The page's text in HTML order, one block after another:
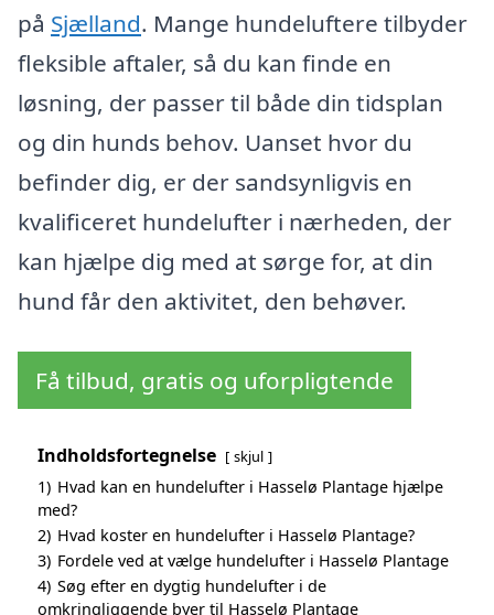
på Sjælland. Mange hundeluftere tilbyder
fleksible aftaler, så du kan finde en
løsning, der passer til både din tidsplan
og din hunds behov. Uanset hvor du
befinder dig, er der sandsynligvis en
kvalificeret hundelufter i nærheden, der
kan hjælpe dig med at sørge for, at din
hund får den aktivitet, den behøver.
Få tilbud, gratis og uforpligtende
Indholdsfortegnelse skjul
1) Hvad kan en hundelufter i Hasselø Plantage hjælpe
med?
2) Hvad koster en hundelufter i Hasselø Plantage?
3) Fordele ved at vælge hundelufter i Hasselø Plantage
4) Søg efter en dygtig hundelufter i de
omkringliggende byer til Hasselø Plantage